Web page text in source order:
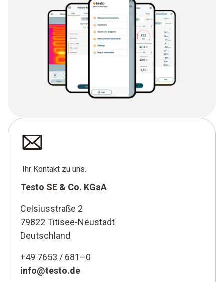
Ihr Kontakt zu uns.
Testo SE & Co. KGaA
Celsiusstraße 2
79822 Titisee-Neustadt
Deutschland
+49 7653 / 681–0
info@testo.de